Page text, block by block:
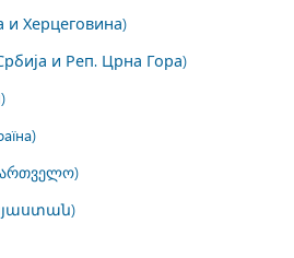
и Херцеговина)
и Реп. Црна Гора)